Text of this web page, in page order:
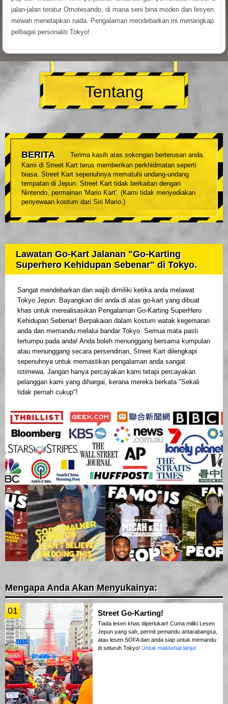
jalan-jalan teratur Omotesando, di mana seni bina moden dan fesyen
mewah menetapkan nada. Pengalaman mendebarkan ini menangkap
pelbagai personaliti Tokyo!
Tentang
BERITA
Terima kasih atas sokongan berterusan anda.
Kami di Street Kart terus memberikan perkhidmatan seperti
biasa. Street Kart sepenuhnya mematuhi undang-undang
tempatan di Jepun. Street Kart tidak berkaitan dengan
Nintendo, permainan 'Mario Kart'. (Kami tidak menyediakan
penyewaan kostum dari Siri Mario.)
Lawatan Go-Kart Jalanan "Go-Karting
Superhero Kehidupan Sebenar" di Tokyo.
Sangat mendebarkan dan wajib dimiliki ketika anda melawat
Tokyo Jepun. Bayangkan diri anda di atas go-kart yang dibuat
khas untuk merealisasikan Pengalaman Go-Karting SuperHero
Kehidupan Sebenar! Berpakaian dalam kostum watak kegemaran
anda dan memandu melalui bandar Tokyo. Semua mata pasti
tertumpu pada anda! Anda boleh menunggang bersama kumpulan
atau menunggang secara persendirian, Street Kart dilengkapi
sepenuhnya untuk memastikan pengalaman anda sangat
istimewa. Jangan hanya percayakan kami tetapi percayakan
pelanggan kami yang dihargai, kerana mereka berkata "Sekali
tidak pernah cukup"!
Mengapa Anda Akan Menyukainya:
01 Street Go-Karting!
Tiada lesen khas diperlukan! Cuma miliki Lesen
Jepun yang sah, permit pemandu antarabangsa,
atau lesen SOFA dan anda siap untuk memandu
di seluruh Tokyo! Untuk maklumat lanjut